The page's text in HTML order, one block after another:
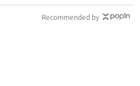
Recommended by